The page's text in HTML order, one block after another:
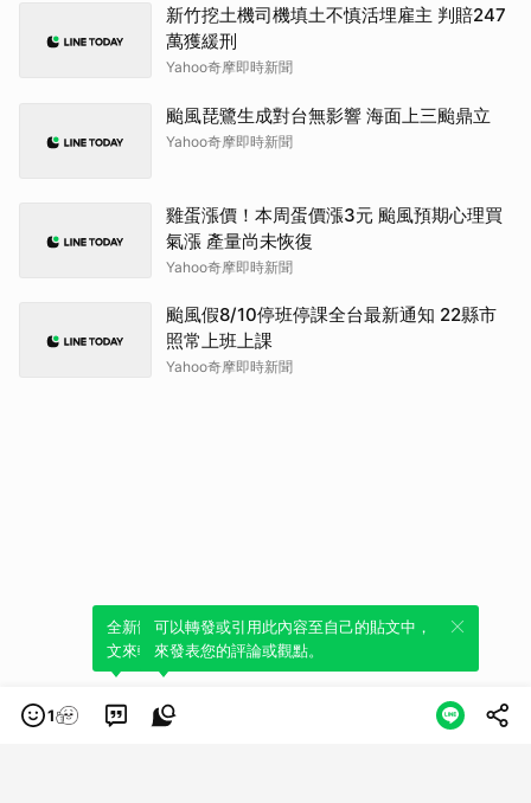
新竹挖土機司機填土不慎活埋雇主 判賠247
萬獲緩刑
Yahoo奇摩即時新聞
颱風琵鷺生成對台無影響 海面上三颱鼎立
Yahoo奇摩即時新聞
雞蛋漲價！本周蛋價漲3元 颱風預期心理買
氣漲 產量尚未恢復
Yahoo奇摩即時新聞
颱風假8/10停班停課全台最新通知 22縣市
照常上班上課
Yahoo奇摩即時新聞
1
全新體驗！一鍵引用此內容，透過發布貼
文來輕鬆表達個人立場。
可以轉發或引用此內容至自己的貼文中，
來發表您的評論或觀點。